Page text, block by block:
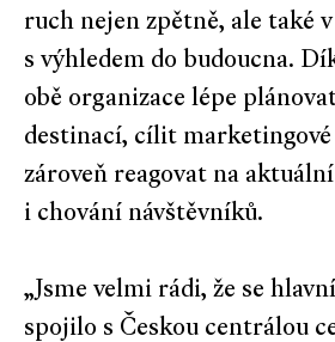
ruch nejen zpětně, ale také
s výhledem do budoucna.
obě organizace lépe
destinací, cílit
zároveň reagovat na
i chování návštěvníků.
„Jsme velmi rádi, že se
spojilo s Českou centrálou